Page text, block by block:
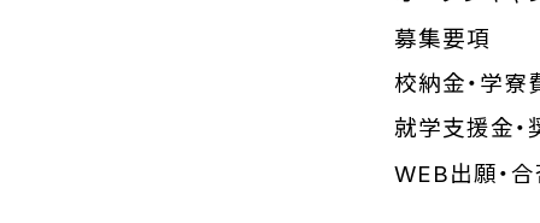
募集要項
校納金・学寮
就学支援金
WEB出願・